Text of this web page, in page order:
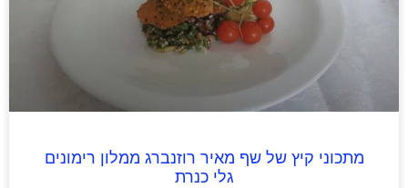
מתכוני קיץ של שף מאיר רוזנברג ממלון רימונים
גלי כנרת